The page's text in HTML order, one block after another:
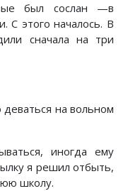
был сослан —в
С этого началось. В
сначала на три
на вольном
иногда ему
я решил отбыть,
школу.